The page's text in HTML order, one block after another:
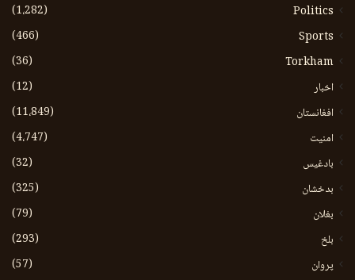
Politics
(1،282)
Sports
(466)
Torkham
(36)
اخبار
(12)
افغانستان
(11،849)
امنیت
(4،747)
بادغیس
(32)
بدخشان
(325)
بغلان
(79)
بلخ
(293)
پروان
(57)